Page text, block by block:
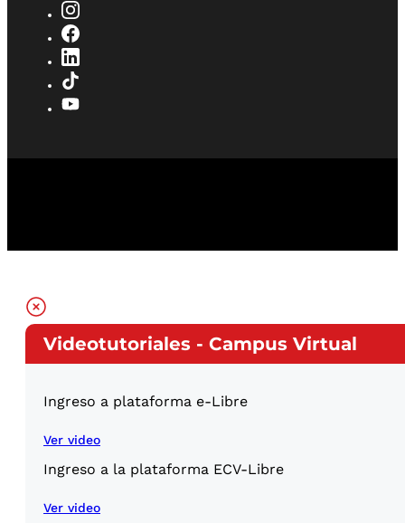
Videotutoriales - Campus Virtual
Ingreso a plataforma e-Libre
Ver video
Ingreso a la plataforma ECV-Libre
Ver video